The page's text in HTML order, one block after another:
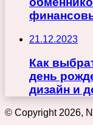
21.12.2023
Как
день
дизайн и
© Copyright 2026,